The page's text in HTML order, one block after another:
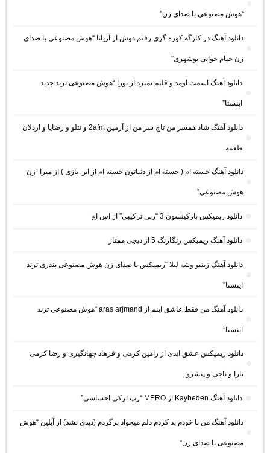
“هوش مصنوعی با صدای زن”
دانلود آهنگ در کارگه کوزه گری رفتم دوش از آریانا “هوش مصنوعی با صدای
زن خیام خوانی بوشهری”
دانلود آهنگ اسمت اومد و قلبم نمیزد از نورا “هوش مصنوعی ترند جدید
اینستا”
دانلود آهنگ شاد همسر من تاج سر من از آرمین 2afm و تتلو و رضایا و اردلان
طعمه
دانلود آهنگ خسته ام ( خسته ام از دنیاتون خسته ام از این بازی ) از میرا “زن
هوش مصنوعی”
دانلود ریمیکس پارکینسون 3 “رپی ترکیبی” از اس اچ
دانلود آهنگ ریمیکس رنگارنگ 5 از دیجی ممتاز
دانلود آهنگ زینبو وشه لیلا “ریمیکس با صدای زن هوش مصنوعی بندری ترند
اینستا”
دانلود آهنگ من فقط عاشق اینم از aras arjmand “هوش مصنوعی ترند
اینستا”
دانلود ریمیکس عشق ابدی از رامین کرمی و فرهاد جهانگیری و رضا کرمی
تارا و ناجی و پیشرو
دانلود آهنگ Kaybeden از MERO “رپ ترکی احساسی”
دانلود آهنگ من با خودم بد کردم دلم میخواد برگردم (دیدی نشد) از آیلین “هوش
مصنوعی با صدای زن”